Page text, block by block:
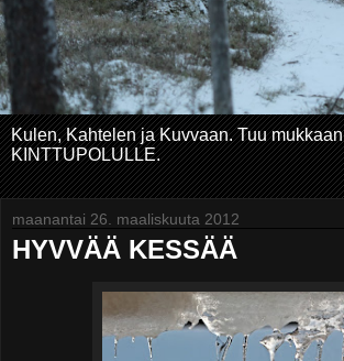
Kulen, Kahtelen ja Kuvvaan. Tuu mukkaan
KINTTUPOLULLE.
maanantai 26. maaliskuuta 2012
HYVVÄÄ KESSÄÄ